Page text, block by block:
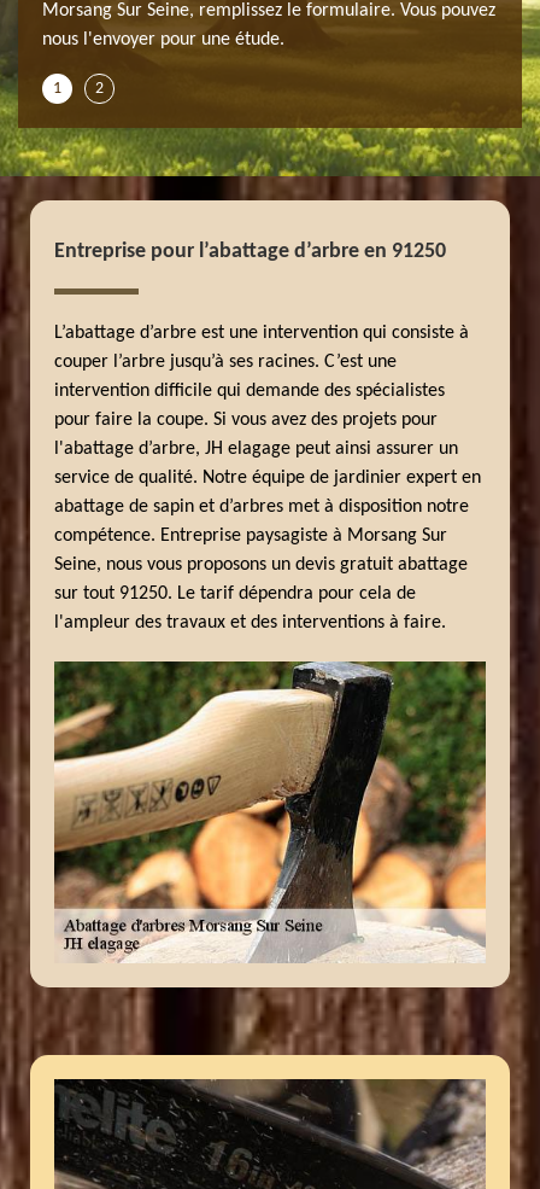
Morsang Sur Seine, remplissez le formulaire. Vous pouvez
nous l'envoyer pour une étude.
1 2
Entreprise pour l’abattage d’arbre en 91250
L’abattage d’arbre est une intervention qui consiste à
couper l’arbre jusqu’à ses racines. C’est une
intervention difficile qui demande des spécialistes
pour faire la coupe. Si vous avez des projets pour
l'abattage d’arbre, JH elagage peut ainsi assurer un
service de qualité. Notre équipe de jardinier expert en
abattage de sapin et d’arbres met à disposition notre
compétence. Entreprise paysagiste à Morsang Sur
Seine, nous vous proposons un devis gratuit abattage
sur tout 91250. Le tarif dépendra pour cela de
l'ampleur des travaux et des interventions à faire.